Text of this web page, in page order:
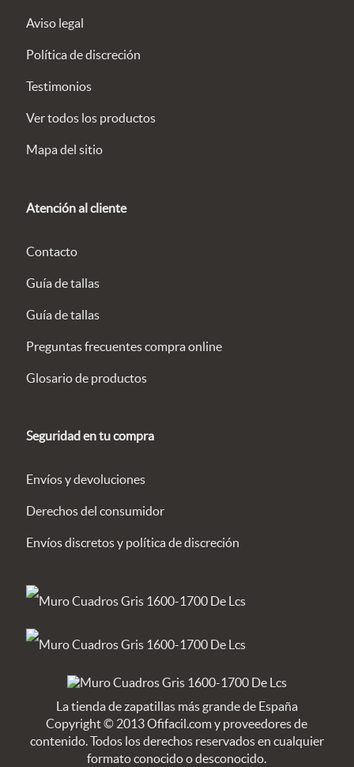
Aviso legal
Política de discreción
Testimonios
Ver todos los productos
Mapa del sitio
Atención al cliente
Contacto
Guía de tallas
Guía de tallas
Preguntas frecuentes compra online
Glosario de productos
Seguridad en tu compra
Envíos y devoluciones
Derechos del consumidor
Envíos discretos y política de discreción
La tienda de zapatillas más grande de España
Copyright © 2013 Ofifacil.com y proveedores de
contenido. Todos los derechos reservados en cualquier
formato conocido o desconocido.